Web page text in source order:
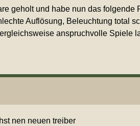
geholt und habe nun das folgende
Auflösung, Beleuchtung total
anspruchvolle Spiele
nen neuen treiber